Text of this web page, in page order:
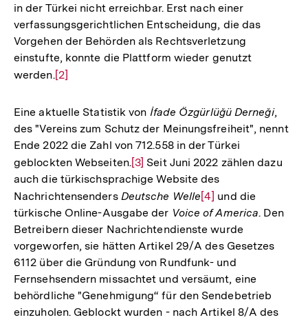
in der Türkei nicht erreichbar. Erst nach einer
verfassungsgerichtlichen Entscheidung, die das
Vorgehen der Behörden als Rechtsverletzung
einstufte, konnte die Plattform wieder genutzt
werden.Zur
der
Fußnote
[2]
Eine aktuelle Statistik von İfade Özgürlüğü Derneği,
des "Vereins zum Schutz der Meinungsfreiheit", nennt
Ende 2022 die Zahl von 712.558 in der Türkei
geblockten Webseiten.Zur
Auflösung
der
Fußnote
[3] Seit Juni 2022 zählen dazu
auch die türkischsprachige Website des
Nachrichtensenders Deutsche WelleZur
Auflösung
der
Fußnote
[4] und die
türkische Online-Ausgabe der Voice of America. Den
Betreibern dieser Nachrichtendienste wurde
vorgeworfen, sie hätten Artikel 29/A des Gesetzes
6112 über die Gründung von Rundfunk- und
Fernsehsendern missachtet und versäumt, eine
behördliche "Genehmigung“ für den Sendebetrieb
einzuholen. Geblockt wurden - nach Artikel 8/A des